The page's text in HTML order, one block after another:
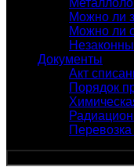
Можно ли
Можно ли
Документы
Акт
Порядок